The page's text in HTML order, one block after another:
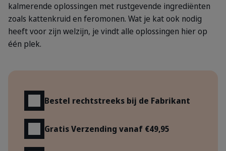
kalmerende oplossingen met rustgevende ingrediënten
zoals kattenkruid en feromonen. Wat je kat ook nodig
heeft voor zijn welzijn, je vindt alle oplossingen hier op
één plek.
Bestel rechtstreeks bij de Fabrikant
Gratis Verzending vanaf €49,95